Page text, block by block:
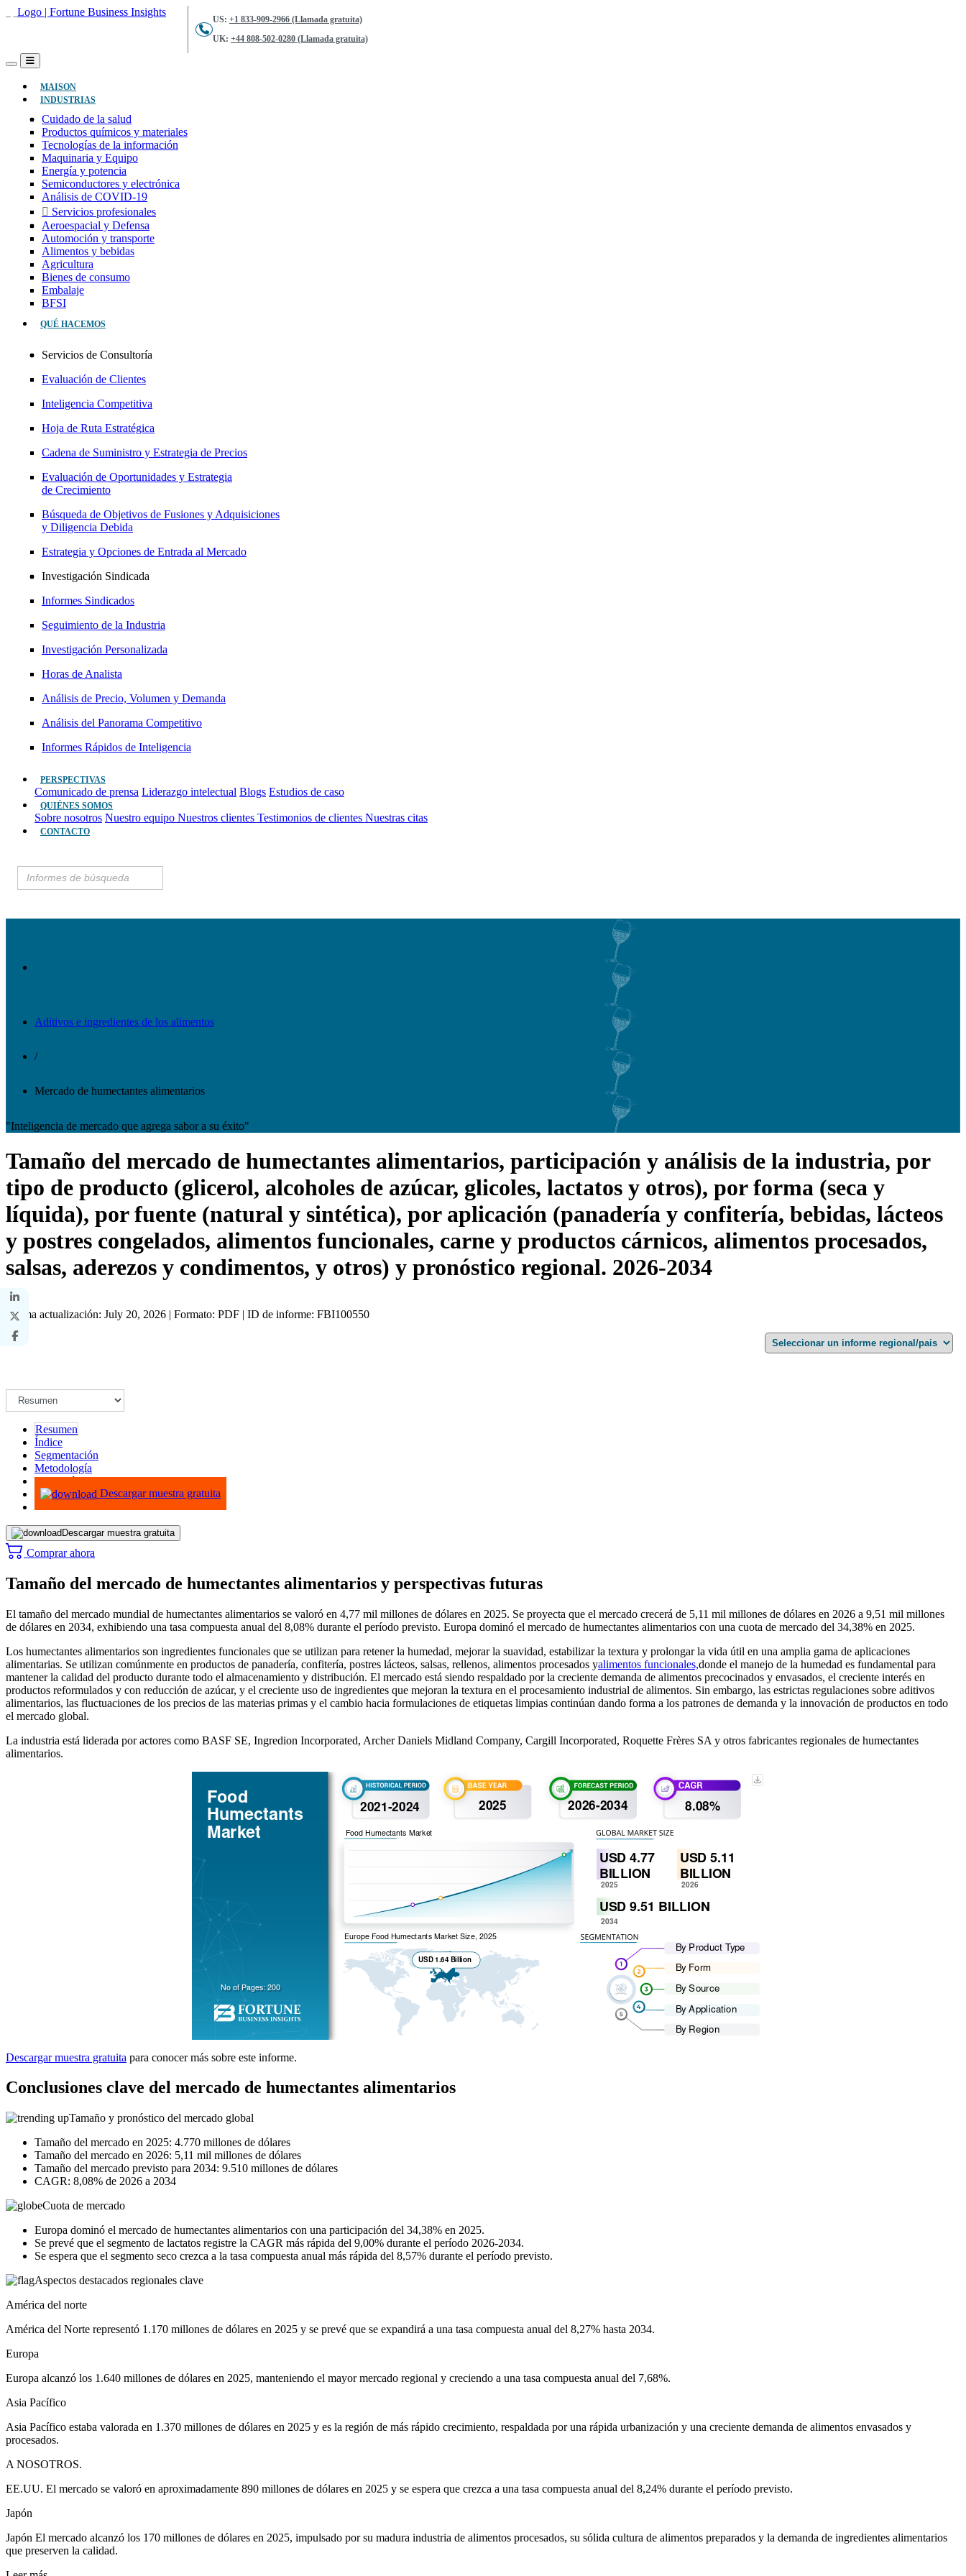
US: +1 833-909-2966 (Llamada gratuita)
UK: +44 808-502-0280 (Llamada gratuita)
MAISON(ACTUAL)
INDUSTRIAS
Cuidado de la salud
Productos químicos y materiales
Tecnologías de la información
Maquinaria y Equipo
Energía y potencia
Semiconductores y electrónica
Análisis de COVID-19
Servicios profesionales
Aeroespacial y Defensa
Automoción y transporte
Alimentos y bebidas
Agricultura
Bienes de consumo
Embalaje
BFSI
QUÉ HACEMOS
Servicios de Consultoría
Evaluación de Clientes
Inteligencia Competitiva
Hoja de Ruta Estratégica
Cadena de Suministro y Estrategia de Precios
Evaluación de Oportunidades y Estrategia
de Crecimiento
Búsqueda de Objetivos de Fusiones y Adquisiciones
y Diligencia Debida
Estrategia y Opciones de Entrada al Mercado
Investigación Sindicada
Informes Sindicados
Seguimiento de la Industria
Investigación Personalizada
Horas de Analista
Análisis de Precio, Volumen y Demanda
Análisis del Panorama Competitivo
Informes Rápidos de Inteligencia
PERSPECTIVAS
Comunicado de prensa Liderazgo intelectual Blogs Estudios de caso
QUIÉNES SOMOS
Sobre nosotros Nuestro equipo Nuestros clientes Testimonios de clientes Nuestras citas
CONTACTO
Aditivos e ingredientes de los alimentos
/
Mercado de humectantes alimentarios
"Inteligencia de mercado que agrega sabor a su éxito"
Tamaño del mercado de humectantes alimentarios, participación y análisis de la industria, por
tipo de producto (glicerol, alcoholes de azúcar, glicoles, lactatos y otros), por forma (seca y
líquida), por fuente (natural y sintética), por aplicación (panadería y confitería, bebidas, lácteos
y postres congelados, alimentos funcionales, carne y productos cárnicos, alimentos procesados,
salsas, aderezos y condimentos, y otros) y pronóstico regional. 2026-2034
Última actualización: July 20, 2026 | Formato: PDF | ID de informe: FBI100550
Resumen
Índice
Segmentación
Metodología
Infografías
Descargar muestra gratuita
Descargar muestra gratuita
Comprar ahora
Tamaño del mercado de humectantes alimentarios y perspectivas futuras
El tamaño del mercado mundial de humectantes alimentarios se valoró en 4,77 mil millones de dólares en 2025. Se proyecta que el mercado crecerá de 5,11 mil millones de dólares en 2026 a 9,51 mil millones
de dólares en 2034, exhibiendo una tasa compuesta anual del 8,08% durante el período previsto. Europa dominó el mercado de humectantes alimentarios con una cuota de mercado del 34,38% en 2025.
Los humectantes alimentarios son ingredientes funcionales que se utilizan para retener la humedad, mejorar la suavidad, estabilizar la textura y prolongar la vida útil en una amplia gama de aplicaciones
alimentarias. Se utilizan comúnmente en productos de panadería, confitería, postres lácteos, salsas, rellenos, alimentos procesados ​​yalimentos funcionales,donde el manejo de la humedad es fundamental para
mantener la calidad del producto durante todo el almacenamiento y distribución. El mercado está siendo respaldado por la creciente demanda de alimentos precocinados y envasados, el creciente interés en
productos reformulados y con reducción de azúcar, y el creciente uso de ingredientes que mejoran la textura en el procesamiento industrial de alimentos. Sin embargo, las estrictas regulaciones sobre aditivos
alimentarios, las fluctuaciones de los precios de las materias primas y el cambio hacia formulaciones de etiquetas limpias continúan dando forma a los patrones de demanda y la innovación de productos en todo
el mercado global.
La industria está liderada por actores como BASF SE, Ingredion Incorporated, Archer Daniels Midland Company, Cargill Incorporated, Roquette Frères SA y otros fabricantes regionales de humectantes
alimentarios.
Descargar muestra gratuita para conocer más sobre este informe.
Conclusiones clave del mercado de humectantes alimentarios
Tamaño y pronóstico del mercado global
Tamaño del mercado en 2025: 4.770 millones de dólares
Tamaño del mercado en 2026: 5,11 mil millones de dólares
Tamaño del mercado previsto para 2034: 9.510 millones de dólares
CAGR: 8,08% de 2026 a 2034
Cuota de mercado
Europa dominó el mercado de humectantes alimentarios con una participación del 34,38% en 2025.
Se prevé que el segmento de lactatos registre la CAGR más rápida del 9,00% durante el período 2026-2034.
Se espera que el segmento seco crezca a la tasa compuesta anual más rápida del 8,57% durante el período previsto.
Aspectos destacados regionales clave
América del norte
América del Norte representó 1.170 millones de dólares en 2025 y se prevé que se expandirá a una tasa compuesta anual del 8,27% hasta 2034.
Europa
Europa alcanzó los 1.640 millones de dólares en 2025, manteniendo el mayor mercado regional y creciendo a una tasa compuesta anual del 7,68%.
Asia Pacífico
Asia Pacífico estaba valorada en 1.370 millones de dólares en 2025 y es la región de más rápido crecimiento, respaldada por una rápida urbanización y una creciente demanda de alimentos envasados ​​y
procesados.
A NOSOTROS.
EE.UU. El mercado se valoró en aproximadamente 890 millones de dólares en 2025 y se espera que crezca a una tasa compuesta anual del 8,24% durante el período previsto.
Japón
Japón El mercado alcanzó los 170 millones de dólares en 2025, impulsado por su madura industria de alimentos procesados, su sólida cultura de alimentos preparados y la demanda de ingredientes alimentarios
que preserven la calidad.